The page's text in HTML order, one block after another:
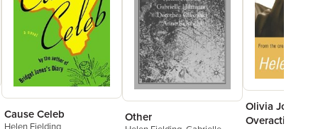
Cause Celeb
Helen Fielding
Other
Olivia Joules
Overactive